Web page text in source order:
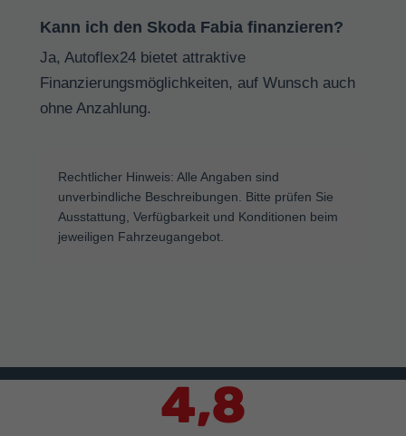
Kann ich den Skoda Fabia finanzieren?
Ja, Autoflex24 bietet attraktive
Finanzierungsmöglichkeiten, auf Wunsch auch
ohne Anzahlung.
Rechtlicher Hinweis: Alle Angaben sind
unverbindliche Beschreibungen. Bitte prüfen Sie
Ausstattung, Verfügbarkeit und Konditionen beim
jeweiligen Fahrzeugangebot.
4,8